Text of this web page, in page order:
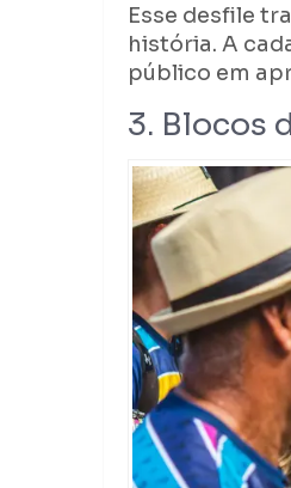
Esse desfile
história. A
público em
3. Blocos